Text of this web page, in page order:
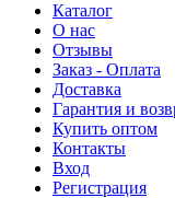
Каталог
О нас
Отзывы
Заказ - Оплата
Доставка
Гарантия и
Купить оптом
Контакты
Вход
Регистрация